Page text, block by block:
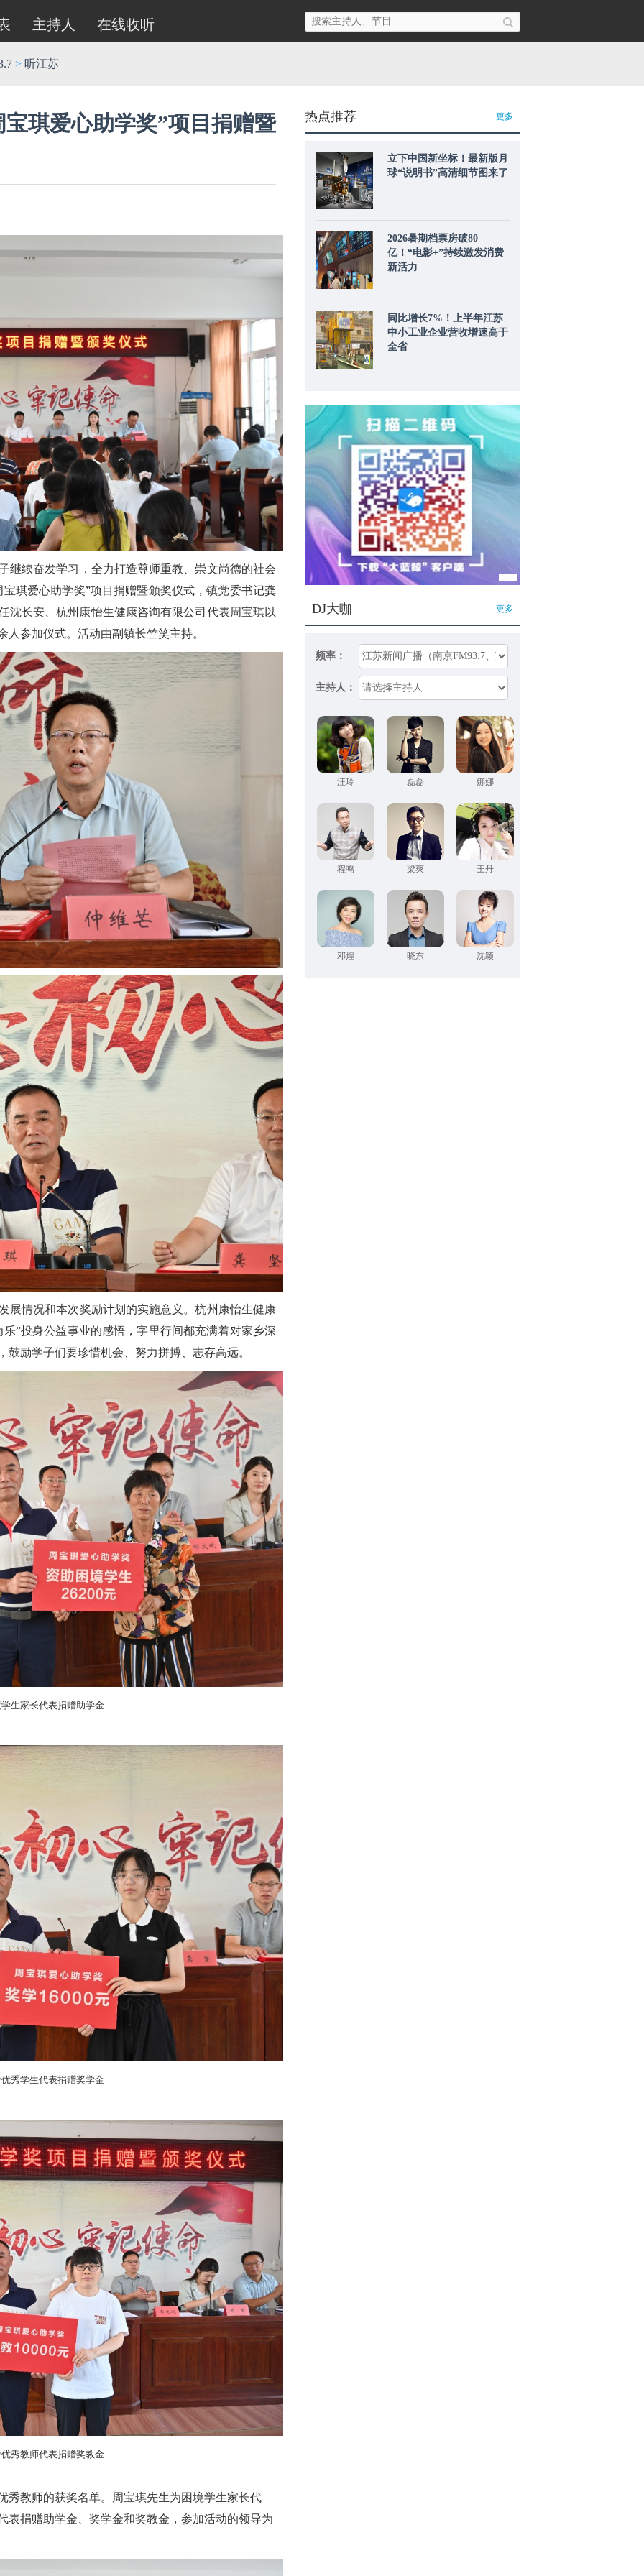
主持人 在线收听
> 听江苏
琪爱心助学奖”项目捐赠暨
续奋发学习，全力打造尊师重教、崇文尚德的社会
琪爱心助学奖”项目捐赠暨颁奖仪式，镇党委书记龚
沈长安、杭州康怡生健康咨询有限公司代表周宝琪以
参加仪式。活动由副镇长竺笑主持。
情况和本次奖励计划的实施意义。杭州康怡生健康
”投身公益事业的感悟，字里行间都充满着对家乡深
励学子们要珍惜机会、努力拼搏、志存高远。
生家长代表捐赠助学金
秀学生代表捐赠奖学金
秀教师代表捐赠奖教金
教师的获奖名单。周宝琪先生为困境学生家长代
表捐赠助学金、奖学金和奖教金，参加活动的领导为
更多
热点推荐
立下中国新坐标！最新版月
球“说明书”高清细节图来了
2026暑期档票房破80
亿！“电影+”持续激发消费
新活力
同比增长7%！上半年江苏
中小工业企业营收增速高于
全省
更多
DJ大咖
频率：
主持人：
汪玲 磊磊 娜娜
程鸣 梁爽 王丹
邓煌 晓东 沈颖